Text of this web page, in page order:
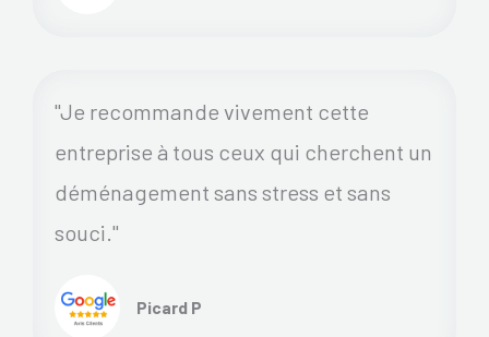
"Je recommande vivement cette
entreprise à tous ceux qui cherchent un
déménagement sans stress et sans
souci."
Picard P